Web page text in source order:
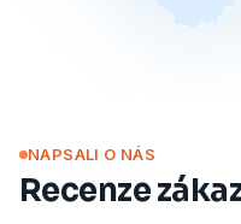
NAPSALI O NÁS
Recenze